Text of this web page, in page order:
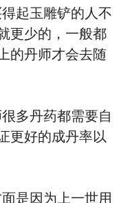
起玉雕铲的人不
更少的，一般都
的丹师才会去随
多丹药都需要自
更好的成丹率以
是因为上一世用